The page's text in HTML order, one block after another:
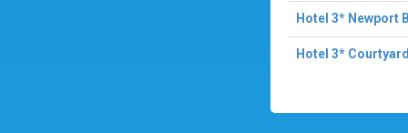
Hotel 3* Newport
Hotel 3*